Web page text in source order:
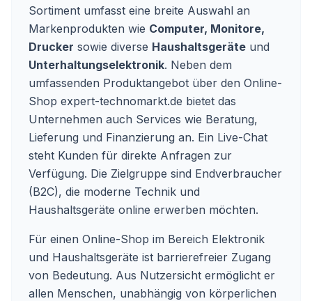
Sortiment umfasst eine breite Auswahl an
Markenprodukten wie Computer, Monitore,
Drucker sowie diverse Haushaltsgeräte und
Unterhaltungselektronik. Neben dem
umfassenden Produktangebot über den Online-
Shop expert-technomarkt.de bietet das
Unternehmen auch Services wie Beratung,
Lieferung und Finanzierung an. Ein Live-Chat
steht Kunden für direkte Anfragen zur
Verfügung. Die Zielgruppe sind Endverbraucher
(B2C), die moderne Technik und
Haushaltsgeräte online erwerben möchten.
Für einen Online-Shop im Bereich Elektronik
und Haushaltsgeräte ist barrierefreier Zugang
von Bedeutung. Aus Nutzersicht ermöglicht er
allen Menschen, unabhängig von körperlichen